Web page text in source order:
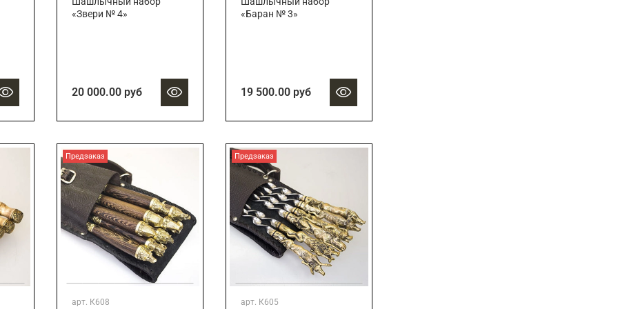
«Звери № 4»
20 000.00 руб
«Баран № 3»
19 500.00 руб
Предзаказ
арт. К608
Предзаказ
арт. К605